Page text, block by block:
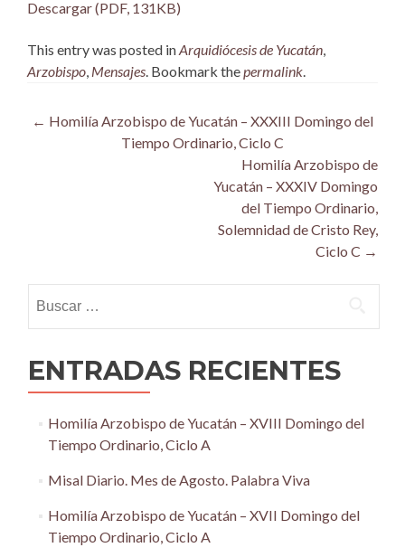
Descargar (PDF, 131KB)
This entry was posted inArquidiócesis de Yucatán,
Arzobispo, Mensajes. Bookmark thepermalink.
Post
navigation
← Homilía Arzobispo de Yucatán – XXXIII Domingo del
Tiempo Ordinario, Ciclo C
Homilía Arzobispo de
Yucatán – XXXIV Domingo
del Tiempo Ordinario,
Solemnidad de Cristo Rey,
Ciclo C →
ENTRADAS RECIENTES
Homilía Arzobispo de Yucatán – XVIII Domingo del
Tiempo Ordinario, Ciclo A
Misal Diario. Mes de Agosto. Palabra Viva
Homilía Arzobispo de Yucatán – XVII Domingo del
Tiempo Ordinario, Ciclo A